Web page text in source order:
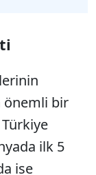
önemli bir
ilk 5
ise